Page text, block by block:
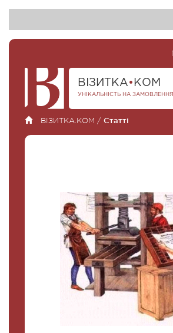
ВІЗИТКА• КОМ
УНІКАЛЬНІСТЬ НА ЗАМОВЛЕННЯ
ВІЗИТКА.КОМ / Статті